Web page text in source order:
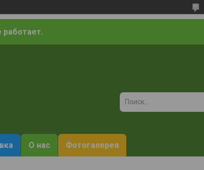
работает.
О нас Фотогалерея